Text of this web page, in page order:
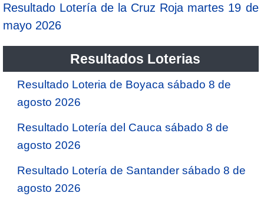
Resultado Lotería de la Cruz Roja martes 19 de
mayo 2026
Resultados Loterias
Resultado Loteria de Boyaca sábado 8 de
agosto 2026
Resultado Lotería del Cauca sábado 8 de
agosto 2026
Resultado Lotería de Santander sábado 8 de
agosto 2026